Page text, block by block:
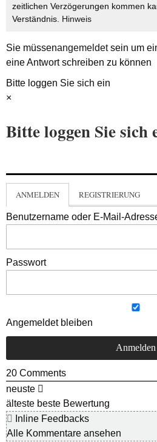
zeitlichen Verzögerungen kommen
Verständnis. Hinweis
Sie müssenangemeldetsein um
eine Antwort schreiben zu können
Bitte loggen Sie sich ein
×
Bitte loggen Sie sich
ANMELDEN REGISTRIERUNG
Benutzername oder E-Mail-
Passwort
Angemeldet bleiben
20 Comments
neuste
älteste beste Bewertung
Inline Feedbacks
Alle Kommentare ansehen